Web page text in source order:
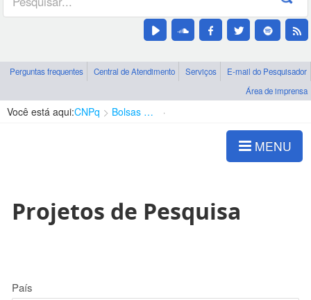
Perguntas frequentes Central de Atendimento Serviços
E-mail do Pesquisador
Área de imprensa
Você está aqui:CNPq Bolsas e Auxílios Vigentes
MENU
Projetos de Pesquisa
País